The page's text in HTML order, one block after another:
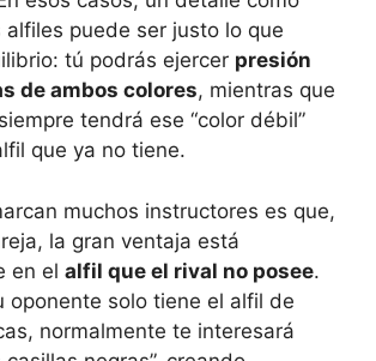
puede ser justo lo que
tú podrás ejercer presión
de ambos colores, mientras que
tendrá ese “color débil”
que ya no tiene.
muchos instructores es que,
la gran ventaja está
en el alfil que el rival no posee.
oponente solo tiene el alfil de
normalmente te interesará